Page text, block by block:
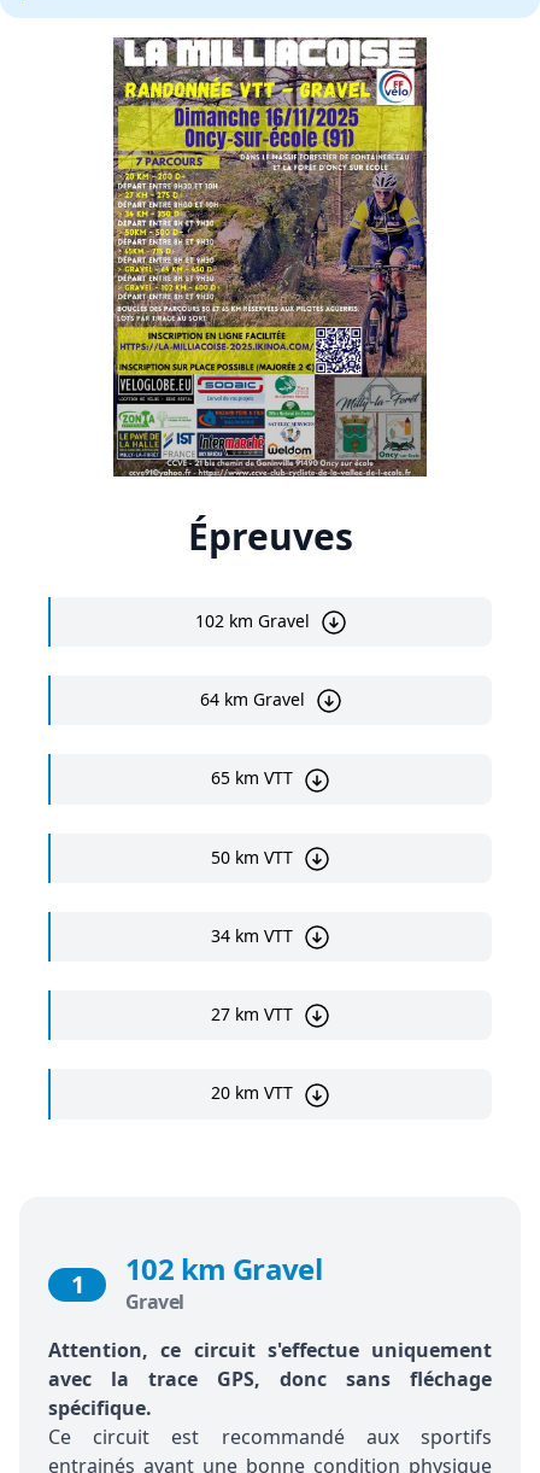
Épreuves
102 km Gravel
64 km Gravel
65 km VTT
50 km VTT
34 km VTT
27 km VTT
20 km VTT
1 102 km Gravel
Gravel
Attention, ce circuit s'effectue uniquement
avec la trace GPS, donc sans fléchage
spécifique.
Ce circuit est recommandé aux sportifs
entrainés ayant une bonne condition physique